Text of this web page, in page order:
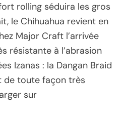
rolling séduira les gros
le Chihuahua revient en
Major Craft l’arrivée
résistante à l’abrasion
Izanas : la Dangan Braid
de toute façon très
sur